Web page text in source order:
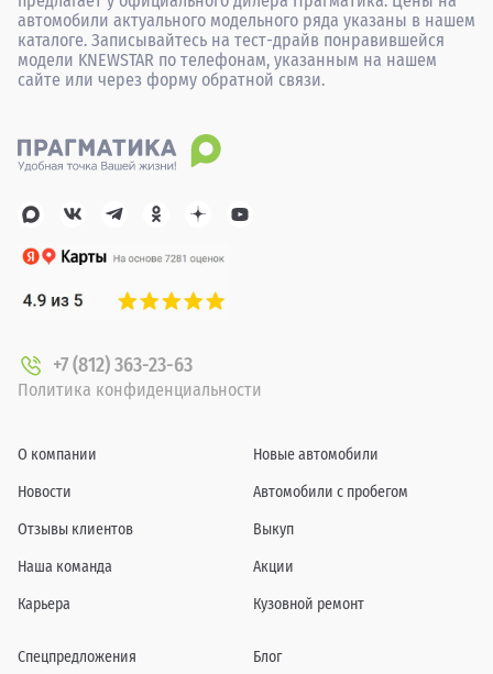
автомобили актуального модельного ряда указаны в нашем
каталоге. Записывайтесь на тест-драйв понравившейся
модели KNEWSTAR по телефонам, указанным на нашем
сайте или через форму обратной связи.
+7 (812) 363-23-63
Политика конфиденциальности
О компании
Новости
Отзывы клиентов
Наша команда
Карьера
Новые автомобили
Автомобили с пробегом
Выкуп
Акции
Кузовной ремонт
Спецпредложения Блог